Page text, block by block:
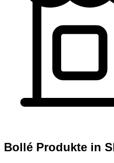
Bollé Produkte in